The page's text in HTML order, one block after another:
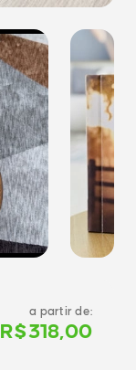
a partir de:
R$318,00